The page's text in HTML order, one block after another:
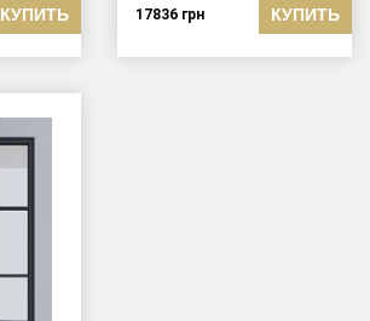
КУПИТЬ 17836 грн КУПИТЬ